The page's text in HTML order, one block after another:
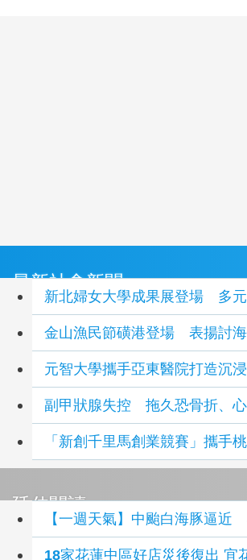
最新社會新聞
新北婦女大學成果展登場 多
金山漁民節磺港登場 表揚討
元智大學攜手亞東醫院打造沉
副甲狀腺失控 拖久恐骨折、
「新創千里馬創業競賽」攜
延伸閱讀
【一週天氣】中颱白海豚逼
18家花蓮中區好店災後復出 宜